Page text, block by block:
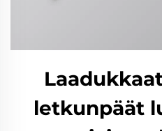
letkunpäät